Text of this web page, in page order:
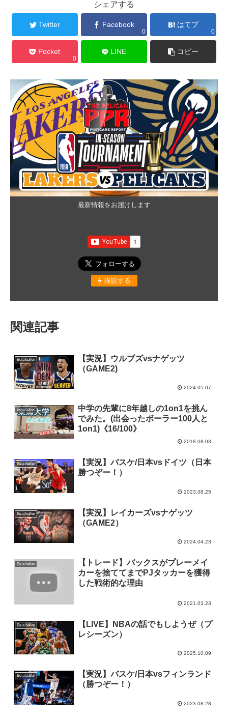
シェアする
Twitter Facebook
0
はてブ
0
Pocket
0
LINE コピー
最新情報をお届けします
購読する
関連記事
Be a baller
【実況】ウルブズvsナゲッツ
（GAME2)
2024.05.07
Be a baller
中学の先輩に8年越しの1on1を挑ん
でみた。(出会ったボーラー100人と
1on1)《16/100》
2018.08.03
Be a baller
【実況】バスケ/日本vsドイツ（日本
勝つぞー！）
2023.08.25
Be a baller
【実況】レイカーズvsナゲッツ
（GAME2）
2024.04.23
Be a baller
【トレード】バックスがプレーメイ
カーを捨ててまでPJタッカーを獲得
した戦術的な理由
2021.03.23
Be a baller
【LIVE】NBAの話でもしようぜ（プ
レシーズン）
2025.10.09
Be a baller
【実況】バスケ/日本vsフィンランド
（勝つぞー！）
2023.08.28